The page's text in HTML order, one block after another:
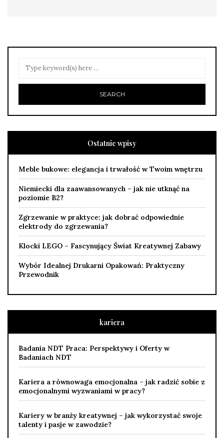
Ostatnie wpisy
Meble bukowe: elegancja i trwałość w Twoim wnętrzu
Niemiecki dla zaawansowanych – jak nie utknąć na
poziomie B2?
Zgrzewanie w praktyce: jak dobrać odpowiednie
elektrody do zgrzewania?
Klocki LEGO – Fascynujący Świat Kreatywnej Zabawy
Wybór Idealnej Drukarni Opakowań: Praktyczny
Przewodnik
kariera
Badania NDT Praca: Perspektywy i Oferty w
Badaniach NDT
Kariera a równowaga emocjonalna – jak radzić sobie z
emocjonalnymi wyzwaniami w pracy?
Kariery w branży kreatywnej – jak wykorzystać swoje
talenty i pasje w zawodzie?